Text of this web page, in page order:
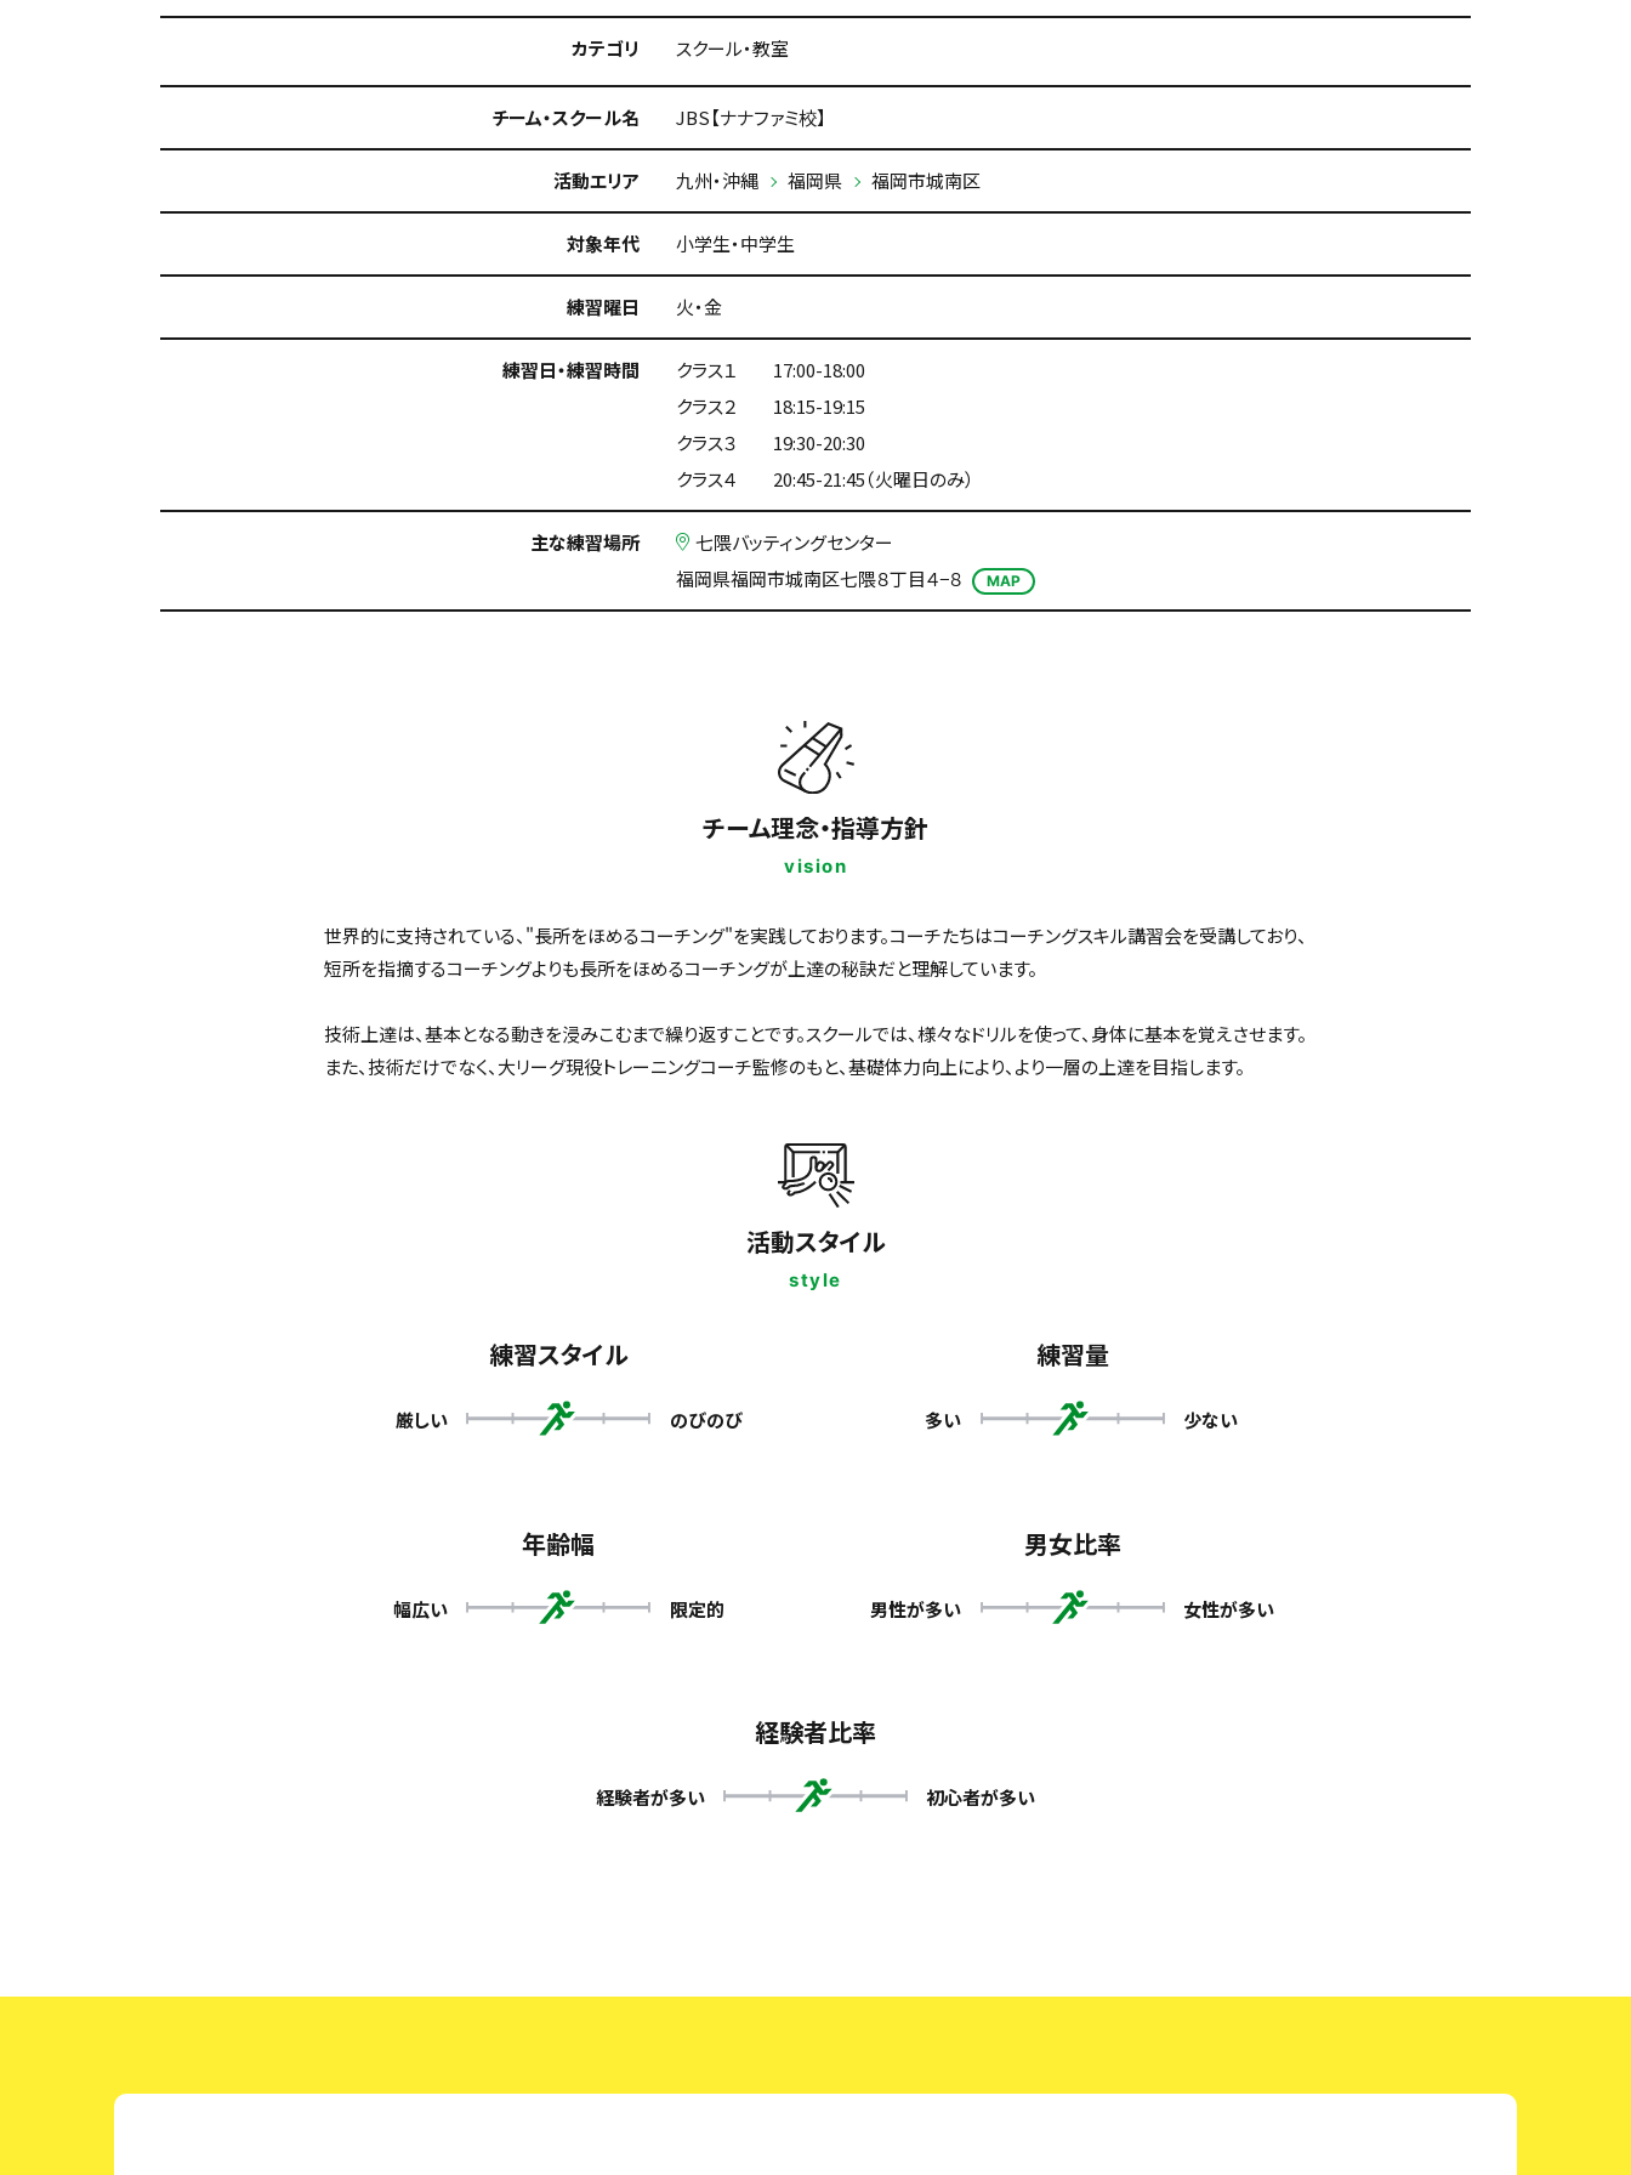
カテゴリ スクール・教室
チーム・スクール名 JBS【ナナファミ校】
活動エリア 九州・沖縄 福岡県 福岡市城南区
対象年代 小学生・中学生
練習曜日 火・金
練習日・練習時間
クラス１ 17:00-18:00
クラス２ 18:15-19:15
クラス３ 19:30-20:30
クラス４ 20:45-21:45（火曜日のみ）
主な練習場所
七隈バッティングセンター
福岡県福岡市城南区七隈８丁目４−８
MAP
チーム理念・指導方針
vision
世界的に支持されている、"長所をほめるコーチング"を実践しております。コーチたちはコーチングスキル講習会を受講しており、
短所を指摘するコーチングよりも長所をほめるコーチングが上達の秘訣だと理解しています。
技術上達は、基本となる動きを浸みこむまで繰り返すことです。スクールでは、様々なドリルを使って、身体に基本を覚えさせます。
また、技術だけでなく、大リーグ現役トレーニングコーチ監修のもと、基礎体力向上により、より一層の上達を目指します。
活動スタイル
style
練習スタイル
厳しい のびのび
練習量
多い 少ない
年齢幅
幅広い 限定的
男女比率
男性が多い 女性が多い
経験者比率
経験者が多い 初心者が多い